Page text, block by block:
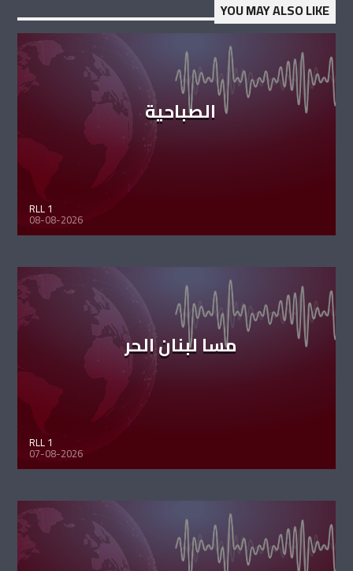
YOU MAY ALSO LIKE
الصباحية
RLL 1
08-08-2026
مسا لبنان الحر
RLL 1
07-08-2026